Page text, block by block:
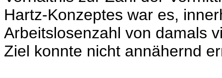
Hartz-Konzeptes war es,
Arbeitslosenzahl von damals
Ziel konnte nicht annähernd